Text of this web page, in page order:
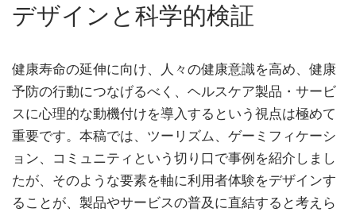
デザインと科学的検証
健康寿命の延伸に向け、人々の健康意識を高め、健康
予防の行動につなげるべく、ヘルスケア製品・サービ
スに心理的な動機付けを導入するという視点は極めて
重要です。本稿では、ツーリズム、ゲーミフィケーシ
ョン、コミュニティという切り口で事例を紹介しまし
たが、そのような要素を軸に利用者体験をデザインす
ることが、製品やサービスの普及に直結すると考えら